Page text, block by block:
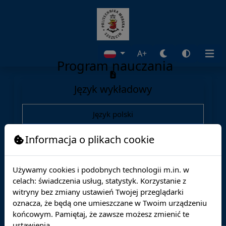
A+
Program nauczania
Język wykładowy
Język polski
Język angielski
Oferta edukacyjna
Wydziały
Kierunki
Szkoła doktorska
Informacja o plikach cookie
Używamy cookies i podobnych technologii m.in. w
celach: świadczenia usług, statystyk. Korzystanie z
witryny bez zmiany ustawień Twojej przeglądarki
oznacza, że będą one umieszczane w Twoim urządzeniu
końcowym. Pamiętaj, że zawsze możesz zmienić te